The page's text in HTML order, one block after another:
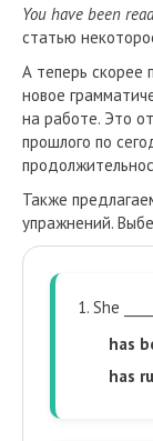
You have been
статью
А теперь скорее
новое
на работе. Это
прошлого по
Также
упражнений.
1. She
has
has